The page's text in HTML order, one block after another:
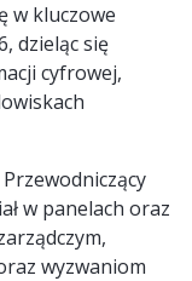
w kluczowe
dzieląc się
cyfrowej,
Przewodniczący
w panelach oraz
wyzwaniom